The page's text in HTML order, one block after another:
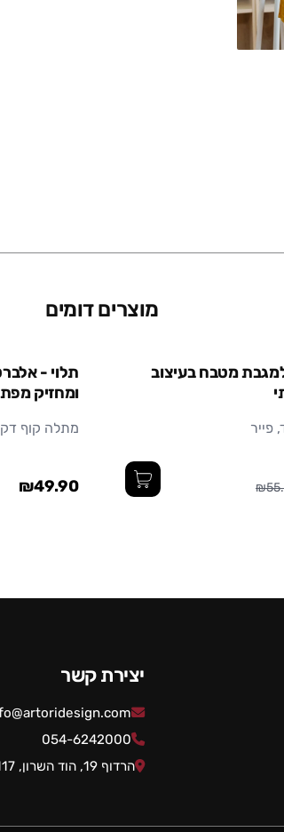
מוצרים דומים
מטבח בעיצוב
פייר
תלוי -
ומחזיק
מתלה קוף
₪49.90
יצירת קשר
054-6242000
הרדוף 19, הוד השרון, 4502117, ישראל